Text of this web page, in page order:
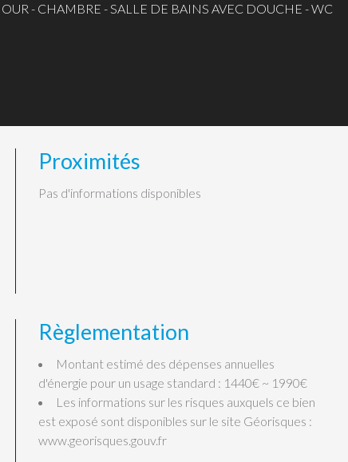
- CHAMBRE - SALLE DE BAINS AVEC DOUCHE - WC
Proximités
Pas d'informations disponibles
Règlementation
Montant estimé des dépenses annuelles
d'énergie pour un usage standard : 1440€ ~ 1990€
Les informations sur les risques auxquels ce bien
est exposé sont disponibles sur le site Géorisques :
www.georisques.gouv.fr